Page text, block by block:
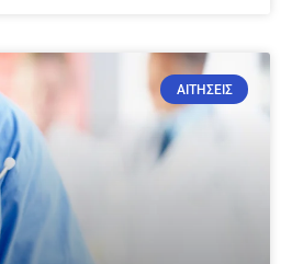
ΑΙΤΗΣΕΙΣ